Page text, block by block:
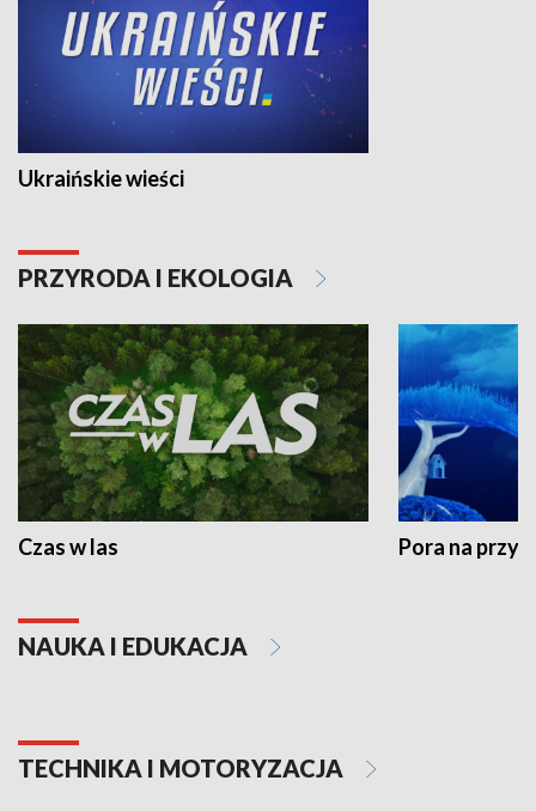
Ukraińskie wieści
PRZYRODA I EKOLOGIA
Czas w las Pora na
NAUKA I EDUKACJA
TECHNIKA I MOTORYZACJA